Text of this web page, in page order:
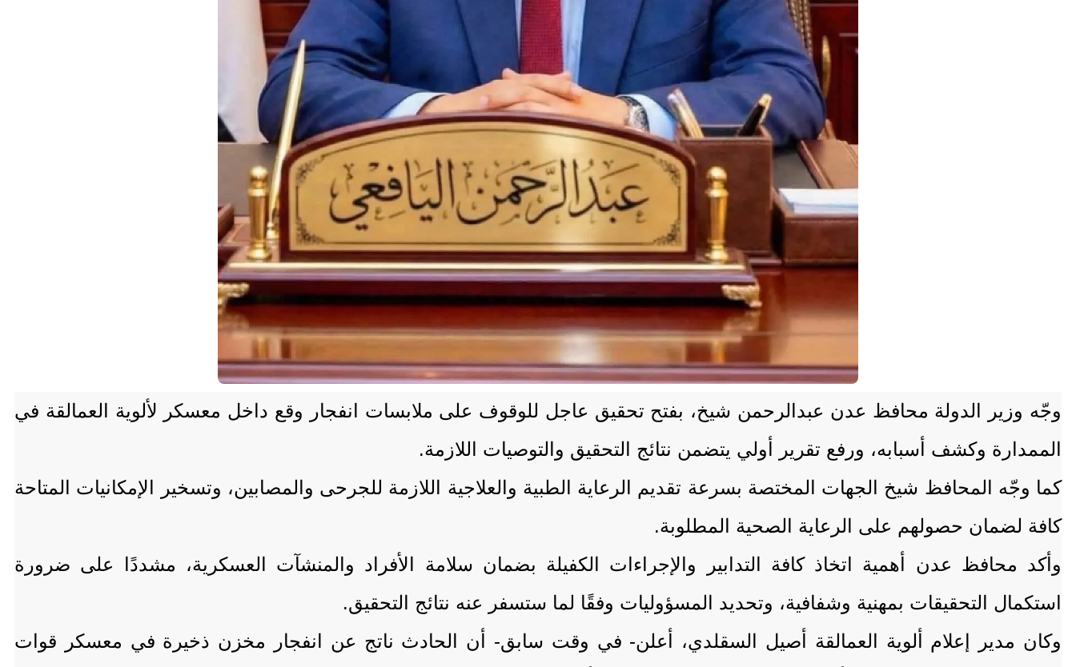
وجّه وزير الدولة محافظ عدن عبدالرحمن شيخ، بفتح تحقيق عاجل للوقوف على ملابسات انفجار وقع داخل معسكر لألوية العمالقة في
الممدارة وكشف أسبابه، ورفع تقرير أولي يتضمن نتائج التحقيق والتوصيات اللازمة.
كما وجّه المحافظ شيخ الجهات المختصة بسرعة تقديم الرعاية الطبية والعلاجية اللازمة للجرحى والمصابين، وتسخير الإمكانيات المتاحة
كافة لضمان حصولهم على الرعاية الصحية المطلوبة.
وأكد محافظ عدن أهمية اتخاذ كافة التدابير والإجراءات الكفيلة بضمان سلامة الأفراد والمنشآت العسكرية، مشددًا على ضرورة
استكمال التحقيقات بمهنية وشفافية، وتحديد المسؤوليات وفقًا لما ستسفر عنه نتائج التحقيق.
وكان مدير إعلام ألوية العمالقة أصيل السقلدي، أعلن- في وقت سابق- أن الحادث ناتج عن انفجار مخزن ذخيرة في معسكر قوات